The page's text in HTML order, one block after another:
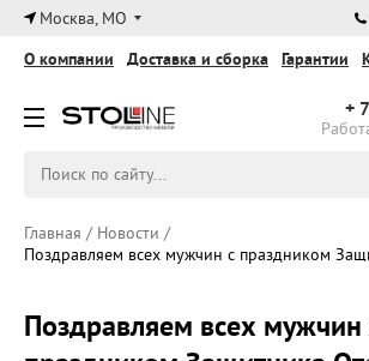
Москва, МО
+
О компании Доставка и сборка Гарантии
Главная / Новости /
Поздравляем всех мужчин с праздником
Поздравляем всех мужчин